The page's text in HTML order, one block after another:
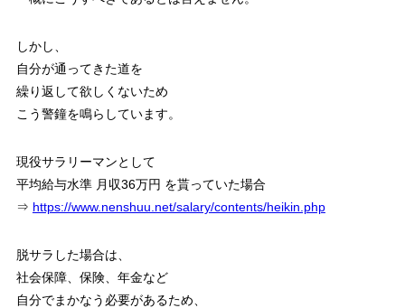
しかし、
自分が通ってきた道を
繰り返して欲しくないため
こう警鐘を鳴らしています。
現役サラリーマンとして
平均給与水準 月収36万円 を貰っていた場合
⇒ https://www.nenshuu.net/salary/contents/heikin.php
脱サラした場合は、
社会保障、保険、年金など
自分でまかなう必要があるため、